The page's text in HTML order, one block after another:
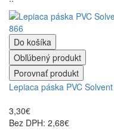
Do košíka
Obľúbený produkt
Porovnať produkt
Lepiaca páska PVC
3,30€
Bez DPH: 2,68€